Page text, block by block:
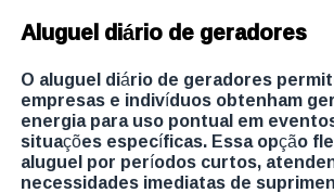
Aluguel diário de geradores
O aluguel diário de geradores
empresas e indivíduos obtenham
energia para uso pontual em
situações específicas. Essa opção
aluguel por períodos curtos,
necessidades imediatas de